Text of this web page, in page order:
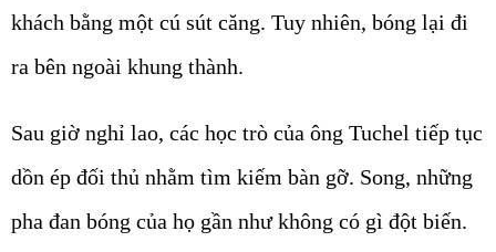
khách bằng một cú sút căng. Tuy nhiên, bóng lại đi
ra bên ngoài khung thành.
Sau giờ nghỉ lao, các học trò của ông Tuchel tiếp tục
dồn ép đối thủ nhằm tìm kiếm bàn gỡ. Song, những
pha đan bóng của họ gần như không có gì đột biến.